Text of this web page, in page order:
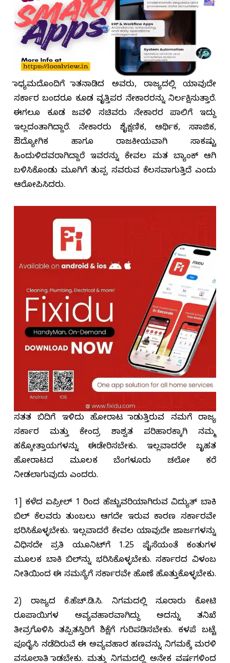
ಮಾಧ್ಯಮದೊಂದಿಗೆ ಮಾತನಾಡಿದ ಅವರು, ರಾಜ್ಯದಲ್ಲಿ ಯಾವುದೇ
ಸರ್ಕಾರ ಬಂದರೂ ಕೂಡ ವೃತ್ತಿಪರ ನೇಕಾರರನ್ನು ನಿರ್ಲಕ್ಷಿಸುತ್ತಾರೆ.
ಈಗಲೂ ಕೂಡ ಜವಳಿ ಸಚಿವರು ನೇಕಾರರ ಪಾಲಿಗೆ ಇದ್ದು
ಇಲ್ಲದಂತಾಗಿದ್ದಾರೆ. ನೇಕಾರರು ಶೈಕ್ಷಣಿಕ, ಆರ್ಥಿಕ, ಸಾಮಾಜಿಕ,
ಔದ್ಯೋಗಿಕ ಹಾಗೂ ರಾಜಕೀಯವಾಗಿ ಸಾಕಷ್ಟು
ಹಿಂದುಳಿದವರಾಗಿದ್ದಾರೆ ಇವರನ್ನು ಕೇವಲ ಮತ ಬ್ಯಾಂಕ್ ಆಗಿ
ಬಳಿಸಿಕೊಂಡು ಮೂಗಿಗೆ ತುಪ್ಪ ಸವರುವ ಕೆಲಸವಾಗುತ್ತಿದೆ ಎಂದು
ಆರೋಪಿಸಿದರು.
ಸತತ ಬಿದಿಗೆ ಇಳಿದು ಹೋರಾಟ ಮಾಡುತ್ತಿರುವ ನಮಗೆ ರಾಜ್ಯ
ಸರ್ಕಾರ ಮತ್ತು ಕೇಂದ್ರ ಶಾಶ್ವತ ಪರಿಹಾರಕ್ಕಾಗಿ ನಮ್ಮ
ಹಕ್ಕೋತ್ತಾಯಗಳನ್ನು ಈಡೇರಿಸಬೇಕು. ಇಲ್ಲವಾದರೇ ಬೃಹತ
ಹೋರಾಟದ ಮೂಲಕ ಬೆಂಗಳೂರು ಚಲೋ ಕರೆ
ನೀಡಲಾಗುವುದು ಎಂದರು.
1] ಕಳೆದ ಏಪ್ರೀಲ್ 1 ರಿಂದ ಹೆಚ್ಚುವರಿಯಾಗಿರುವ ವಿದ್ಯುತ್ ಬಾಕಿ
ಬಿಲ್ ಕೆಲವರು ತುಂಬಲು ಆಗದೇ ಇರುವ ಕಾರಣ ಸರ್ಕಾರವೇ
ಭರಿಸಿಕೊಳ್ಳಬೇಕು. ಇಲ್ಲವಾದರೆ ಕೇವಲ ಯಾವುದೇ ಜಾರ್ಜಗಳನ್ನು
ವಿಧಿಸದೇ ಪ್ರತಿ ಯೂನಿಟ್‌ಗೆ 1.25 ಪೈಸೆಯಂತೆ ಕಂತುಗಳ
ಮೂಲಕ ಬಾಕಿ ಬಿಲ್‌ನ್ನು ಭರಿಸಿಕೊಳ್ಳಬೇಕು. ಸರ್ಕಾರದ ವಿಳಂಬ
ನೀತಿಯಿಂದ ಈ ಸಮಸ್ಯೆಗೆ ಸರ್ಕಾರವೇ ಹೊಣೆ ಹೊತ್ತುಕೊಳ್ಳಬೇಕು.
2) ರಾಜ್ಯದ ಕೆ.ಹೆಚ್.ಡಿ.ಸಿ. ನಿಗಮದಲ್ಲಿ ನೂರಾರು ಕೋಟಿ
ರೂಪಾಯಿಗಳ ಅವ್ಯವಹಾರವಾಗಿದ್ದು ಅದನ್ನು ತನಿಖೆ
ತೀವ್ರಗೊಳಿಸಿ ತಪ್ಪಿತಸ್ತಿರಿಗೆ ಶಿಕ್ಷೆಗೆ ಗುರಿಪಡಿಸಬೇಕು. ಕಳಪೆ ಬಟ್ಟೆ
ಪೂರೈಸಿ ನಡೆದಿರುವೆ ಈ ಅವ್ಯವಹಾರ ಹಣವನ್ನು ನಿಗಮಕ್ಕೆ ಮರಳಿ
ವಸೂಲಾತಿ ಮಾಡಬೇಕು. ಮತ್ತು ನಿಗಮದಲ್ಲಿ ಅನೇಕ ವರ್ಷಗಳಿಂದ